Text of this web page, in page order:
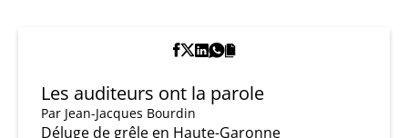
Les auditeurs ont la parole
Par Jean-Jacques Bourdin
Déluge de grêle en Haute-Garonne